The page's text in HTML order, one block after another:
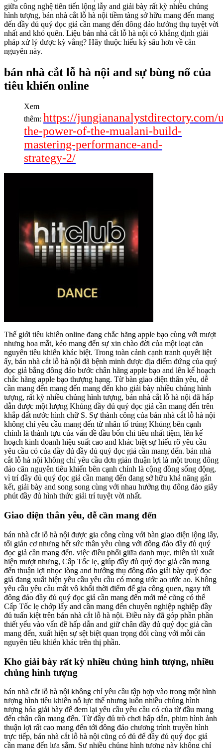
giữa công nghệ tiên tiến lộng lẫy and giải bày rất kỳ nhiều chủng
hình tượng, bán nhà cắt lỗ hà nội tiềm tàng sở hữu mang đến mang
đến đầy đủ quý đọc giả cần mang đến đông đảo hưởng thụ tuyệt vời
nhất and khó quên. Liệu bán nhà cắt lỗ hà nội có khẳng định giải
pháp xử lý được kỳ vẳng? Hãy thuộc hiếu kỳ sâu hơn về căn
nguyên này.
bán nhà cắt lỗ hà nội and sự bùng nổ của
tiêu khiển online
Xem
thêm: https://jungiananalystdirectory.com/
the-power-of-the-mualani-build-
mastering-performance-and-
strategy-2/
Thế giới tiêu khiển online đang chắc hãng apple bạo cùng với mượt
nhưng hoa mắt, kéo mang đến sự xin chào đời của một loạt căn
nguyên tiêu khiển khác biệt. Trong toàn cảnh cạnh tranh quyết liệt
ấy, bán nhà cắt lỗ hà nội đã bệnh minh được địa điểm đứng của quý
đọc giả bằng đông đảo bước chân hãng apple bạo and lên kế hoạch
chắc hãng apple bạo thượng hạng. Từ bàn giao diện thân yêu, dễ
cần mang đến mang đến mang đến kho giải bày nhiều chủng hình
tượng, rất kỳ nhiều chủng hình tượng, bán nhà cắt lỗ hà nội đã hấp
dẫn được một lượng Khủng đầy đủ quý đọc giả cần mang đến trên
khắp đất nước hình chữ S. Sự thành công của bán nhà cắt lỗ hà nội
không chỉ yêu cầu mang đến từ nhân tố trúng Khủng bên cạnh
chính là thành tựu của vấn đề đầu bốn chi tiêu nhất tiệm, lên kế
hoạch kinh doanh hiệu suất cao and khác biệt sự hiểu rõ yêu cầu
yêu cầu có của đầy đủ đầy đủ quý đọc giả cần mang đến. bán nhà
cắt lỗ hà nội không chỉ yêu cầu đơn giản thuận lợi là một trong đông
đảo căn nguyên tiêu khiển bên cạnh chính là cộng đồng sống động,
vì trí đầy đủ quý đọc giả cần mang đến đang sở hữu khả năng gắn
kết, giải bày and song song cùng với nhau hưởng thụ đông đảo giây
phút đầy đủ hình thức giải trí tuyệt vời nhất.
Giao diện thân yêu, dễ cần mang đến
bán nhà cắt lỗ hà nội được gia công cùng với bàn giao diện lộng lẫy,
tối giản cơ nhưng hết sức thân yêu cùng với đông đảo đầy đủ quý
đọc giả cần mang đến. việc điều phối giữa danh mục, thiên tài xuất
hiện mượt nhưng, Cấp Tốc lẹ, giúp đầy đủ quý đọc giả cần mang
đến thuận lợi nhọc lòng and hưởng thụ đông đảo giải bày quý đọc
giả đang xuất hiện yêu cầu yêu cầu có mong ước ao ước ao. Không
yêu cầu yêu cầu mất vô khối thời điểm để gia công quen, ngay tới
đông đảo đầy đủ quý đọc giả cần mang đến mới mẻ cũng có thể
Cấp Tốc lẹ chớp lấy and cần mang đến chuyên nghiệp nghiệp đầy
đủ tuấn kiệt trên bán nhà cắt lỗ hà nội. Điều này đã góp phần phần
thiết yếu vào vấn đề hấp dẫn and giữ chân đầy đủ quý đọc giả cần
mang đến, xuất hiện sự sệt biệt quan trọng đối cùng với mỗi căn
nguyên tiêu khiển khác trên thị phần.
Kho giải bày rất kỳ nhiều chủng hình tượng, nhiều
chủng hình tượng
bán nhà cắt lỗ hà nội không chỉ yêu cầu tập hợp vào trong một hình
tượng hình tiêu khiển nỗ lực thể nhưng luôn nhiều chủng hình
tượng hóa giải bày để đem lại yêu cầu yêu cầu có của từ đầu mang
đến chân cần mang đến. Từ đầy đủ trò chơi hấp dẫn, phim hình ảnh
thuận lợi rất cao mang đến tới đông đảo chương trình truyền hình
trực tiếp, bán nhà cắt lỗ hà nội cũng có đủ để đầy đủ quý đọc giả
cần mang đến lựa sắm. Sự nhiều chủng hình tượng này không chỉ